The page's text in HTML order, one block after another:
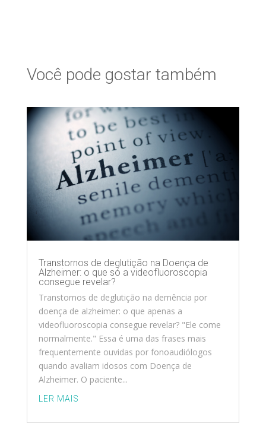
Você pode gostar também
Transtornos de deglutição na Doença de
Alzheimer: o que só a videofluoroscopia
consegue revelar?
Transtornos de deglutição na demência por
doença de alzheimer: o que apenas a
videofluoroscopia consegue revelar? "Ele come
normalmente." Essa é uma das frases mais
frequentemente ouvidas por fonoaudiólogos
quando avaliam idosos com Doença de
Alzheimer. O paciente...
LER MAIS